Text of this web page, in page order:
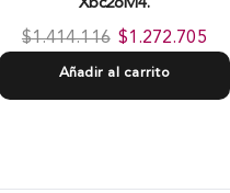
Xbc26M4.
$1.414.116 $1.272.705
Añadir al carrito